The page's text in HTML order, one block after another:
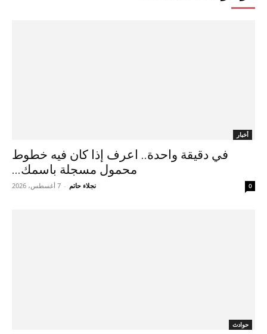
أخبار
في دقيقة واحدة.. اعرف إذا كان فيه خطوط
محمول مسجلة باسمك...
نجلاء حاتم - 7 أغسطس، 2026 0
حوادث